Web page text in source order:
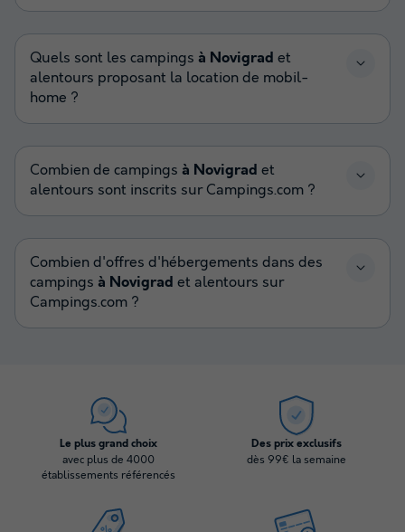
Quels sont les campings à Novigrad et
alentours proposant la location de mobil-
home ?
Combien de campings à Novigrad et
alentours sont inscrits sur Campings.com ?
Combien d'offres d'hébergements dans des
campings à Novigrad et alentours sur
Campings.com ?
Le plus grand choix
avec plus de 4000
établissements référencés
Des prix exclusifs
dès 99€ la semaine